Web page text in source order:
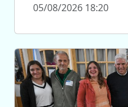
05/08/2026 18:20